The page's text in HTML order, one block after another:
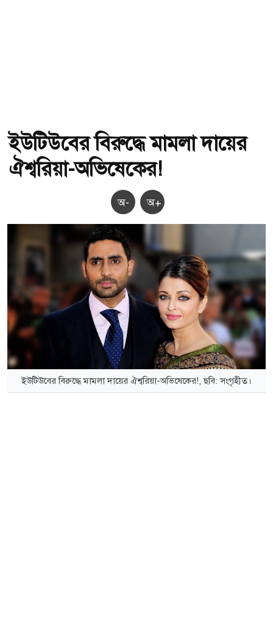
ইউটিউবের বিরুদ্ধে মামলা দায়ের
ঐশ্বরিয়া-অভিষেকের!
অ- অ+
ইউটিউবের বিরুদ্ধে মামলা দায়ের ঐশ্বরিয়া-অভিষেকের!, ছবি: সংগৃহীত।